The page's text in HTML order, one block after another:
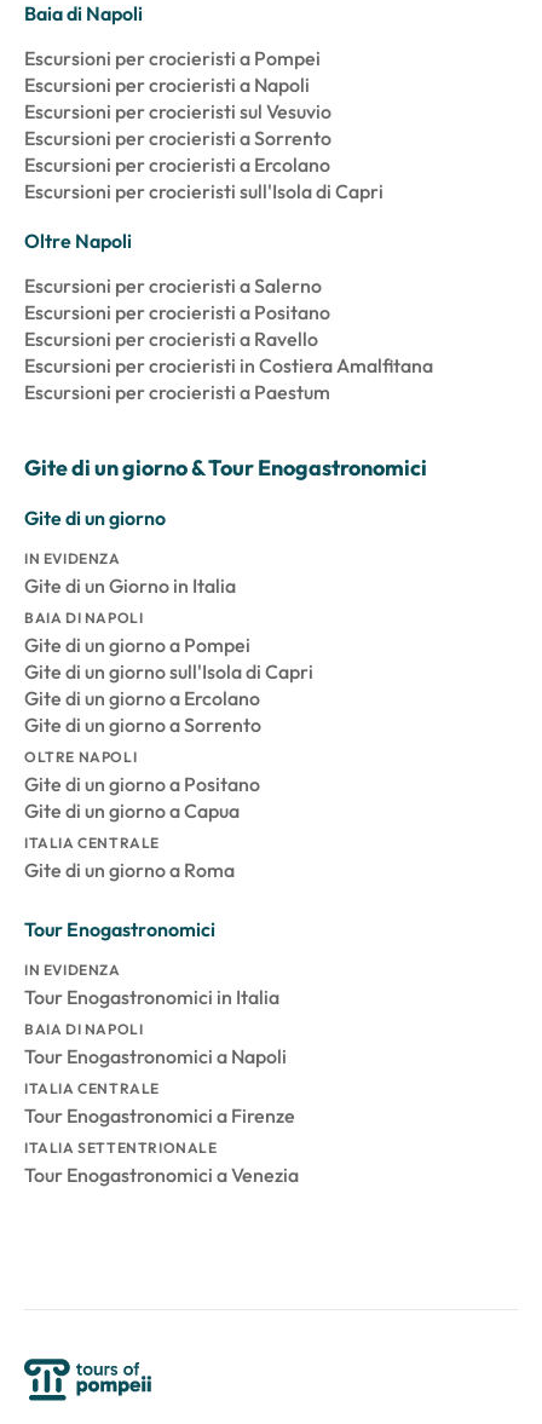
Baia di Napoli
Escursioni per crocieristi a Pompei
Escursioni per crocieristi a Napoli
Escursioni per crocieristi sul Vesuvio
Escursioni per crocieristi a Sorrento
Escursioni per crocieristi a Ercolano
Escursioni per crocieristi sull'Isola di Capri
Oltre Napoli
Escursioni per crocieristi a Salerno
Escursioni per crocieristi a Positano
Escursioni per crocieristi a Ravello
Escursioni per crocieristi in Costiera Amalfitana
Escursioni per crocieristi a Paestum
Gite di un giorno & Tour Enogastronomici
Gite di un giorno
IN EVIDENZA
Gite di un Giorno in Italia
BAIA DI NAPOLI
Gite di un giorno a Pompei
Gite di un giorno sull'Isola di Capri
Gite di un giorno a Ercolano
Gite di un giorno a Sorrento
OLTRE NAPOLI
Gite di un giorno a Positano
Gite di un giorno a Capua
ITALIA CENTRALE
Gite di un giorno a Roma
Tour Enogastronomici
IN EVIDENZA
Tour Enogastronomici in Italia
BAIA DI NAPOLI
Tour Enogastronomici a Napoli
ITALIA CENTRALE
Tour Enogastronomici a Firenze
ITALIA SETTENTRIONALE
Tour Enogastronomici a Venezia